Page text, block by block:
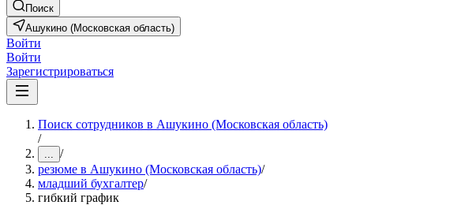
Поиск
Ашукино (Московская область)
Войти
Войти
Зарегистрироваться
Поиск сотрудников в Ашукино (Московская область)
/
... /
резюме в Ашукино (Московская область)/
младший бухгалтер/
гибкий график